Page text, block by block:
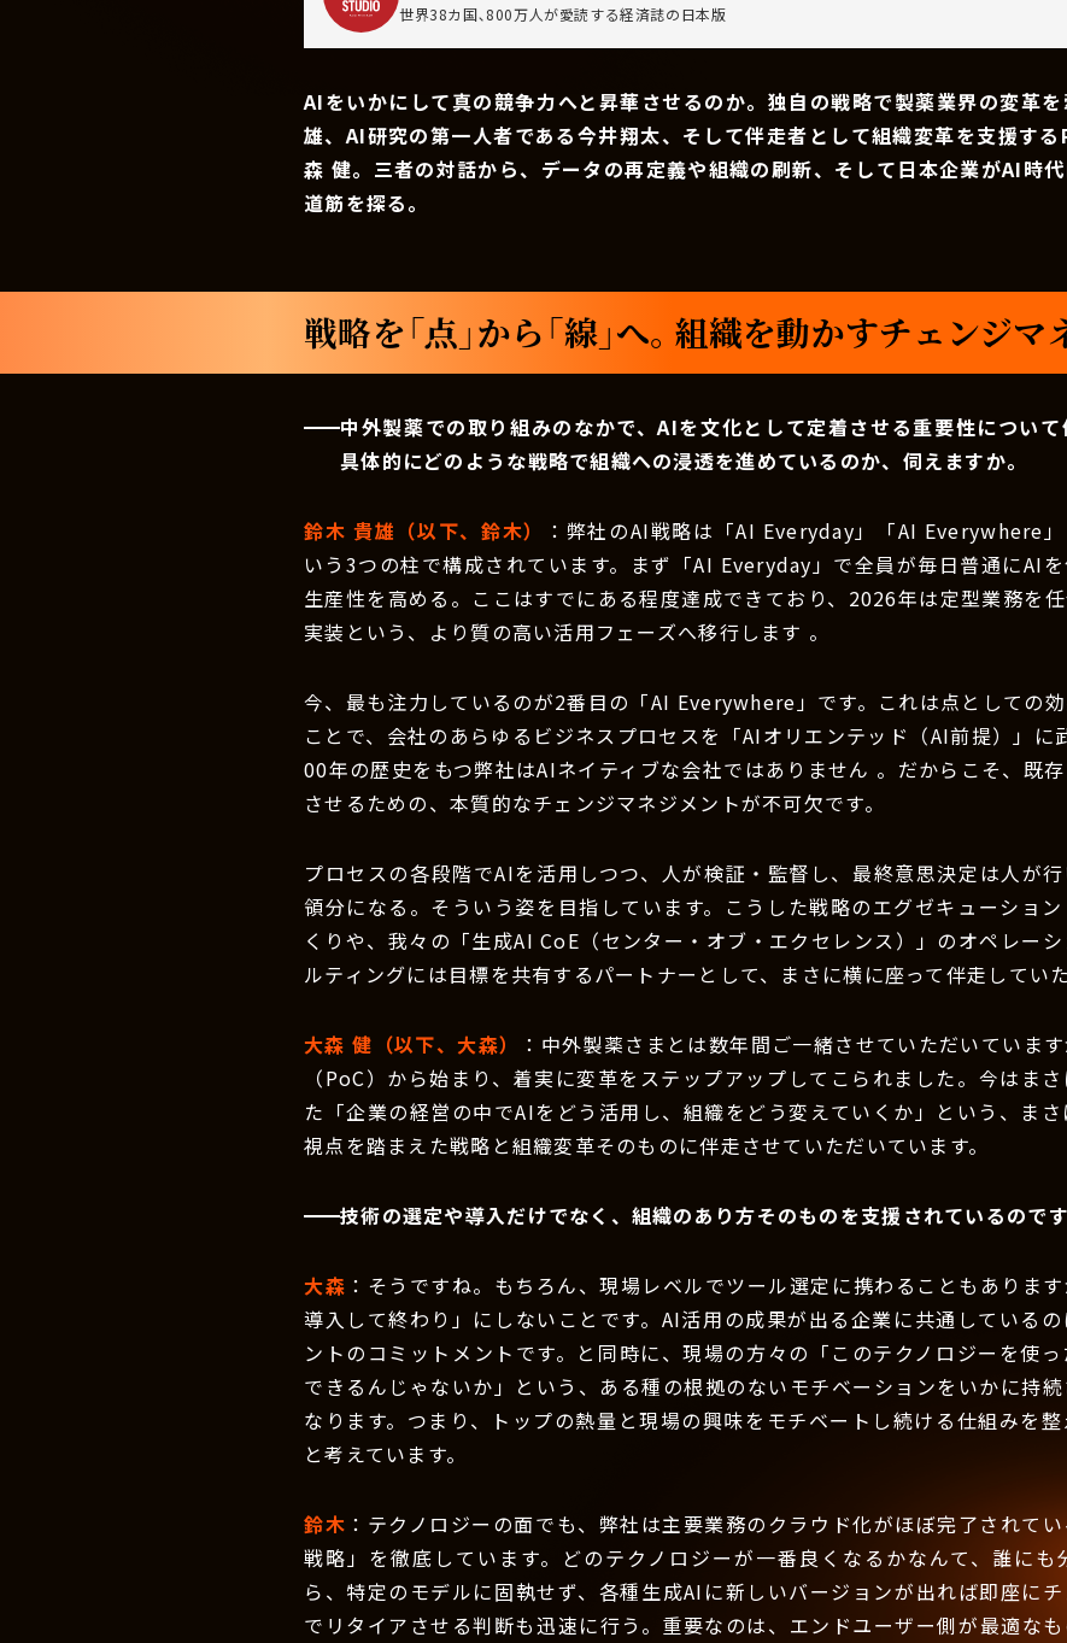
世界38カ国､800万人が愛読する経済誌の日本版
AIをいかにして真の競争力へと昇華させるのか。独自の戦略で製薬業界の変革
雄、AI研究の第一人者である今井翔太、そして伴走者として組織変革を支援す
森 健。三者の対話から、データの再定義や組織の刷新、そして日本企業がAI時
道筋を探る。
戦略を「点」から「線」へ。組織を動かすチェンジマ
中外製薬での取り組みのなかで、AIを文化として定着させる重要性について
具体的にどのような戦略で組織への浸透を進めているのか、伺えますか。
鈴木 貴雄（以下、鈴木）
：弊社のAI戦略は「AI Everyday」「AI Everywhere
いう3つの柱で構成されています。まず「AI Everyday」で全員が毎日普通にAI
生産性を高める。ここはすでにある程度達成できており、2026年は定型業務を
実装という、より質の高い活用フェーズへ移行します 。
今、最も注力しているのが2番目の「AI Everywhere」です。これは点としての
ことで、会社のあらゆるビジネスプロセスを「AIオリエンテッド（AI前提）」に
00年の歴史をもつ弊社はAIネイティブな会社ではありません 。だからこそ、既
させるための、本質的なチェンジマネジメントが不可欠です。
プロセスの各段階でAIを活用しつつ、人が検証・監督し、最終意思決定は人が
領分になる。そういう姿を目指しています。こうした戦略のエグゼキューショ
くりや、我々の「生成AI CoE（センター・オブ・エクセレンス）」のオペレー
ルティングには目標を共有するパートナーとして、まさに横に座って伴走していた
大森 健（以下、大森）
：中外製薬さまとは数年間ご一緒させていただいていま
（PoC）から始まり、着実に変革をステップアップしてこられました。今はま
た「企業の経営の中でAIをどう活用し、組織をどう変えていくか」という、ま
視点を踏まえた戦略と組織変革そのものに伴走させていただいています。
技術の選定や導入だけでなく、組織のあり方そのものを支援されているのです
大森 ：そうですね。もちろん、現場レベルでツール選定に携わることもありま
導入して終わり」にしないことです。AI活用の成果が出る企業に共通している
ントのコミットメントです。と同時に、現場の方々の「このテクノロジーを使
できるんじゃないか」という、ある種の根拠のないモチベーションをいかに持
なります。つまり、トップの熱量と現場の興味をモチベートし続ける仕組みを
と考えています。
鈴木 ：テクノロジーの面でも、弊社は主要業務のクラウド化がほぼ完了されて
戦略」を徹底しています。どのテクノロジーが一番良くなるかなんて、誰に
ら、特定のモデルに固執せず、各種生成AIに新しいバージョンが出れば即座に
でリタイアさせる判断も迅速に行う。重要なのは、エンドユーザー側が最適な